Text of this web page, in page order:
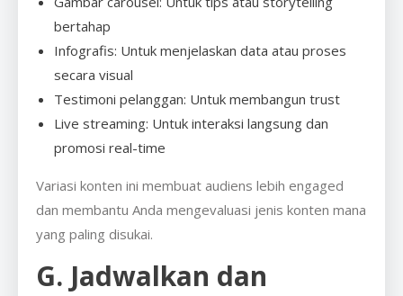
bertahap
Infografis: Untuk menjelaskan data atau proses
secara visual
Testimoni pelanggan: Untuk membangun trust
Live streaming: Untuk interaksi langsung dan
promosi real-time
Variasi konten ini membuat audiens lebih engaged
dan membantu Anda mengevaluasi jenis konten mana
yang paling disukai.
G. Jadwalkan dan